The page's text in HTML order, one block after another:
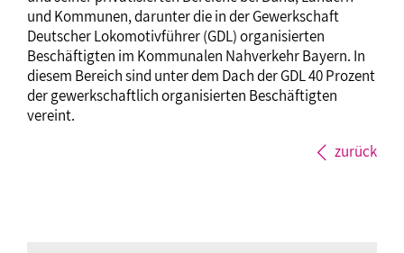
und Kommunen, darunter die in der Gewerkschaft
Deutscher Lokomotivführer (GDL) organisierten
Beschäftigten im Kommunalen Nahverkehr Bayern. In
diesem Bereich sind unter dem Dach der GDL 40 Prozent
der gewerkschaftlich organisierten Beschäftigten
vereint.
zurück